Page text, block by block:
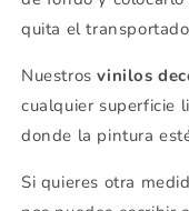
quita el
Nuestrosvinilos
cualquier superficie
donde la pintura
Si quieres otra